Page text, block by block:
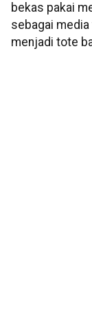
bekas pakai
sebagai media
menjadi tote